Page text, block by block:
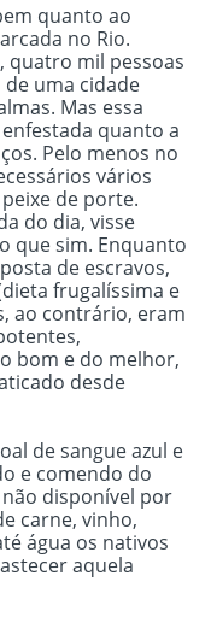
quanto ao
no Rio.
quatro mil pessoas
uma cidade
Mas essa
quanto a
Pelo menos no
vários
de porte.
do dia, visse
que sim. Enquanto
de escravos,
frugalíssima e
ao contrário, eram
bom e do melhor,
desde
de sangue azul e
e comendo do
disponível por
carne, vinho,
água os nativos
aquela